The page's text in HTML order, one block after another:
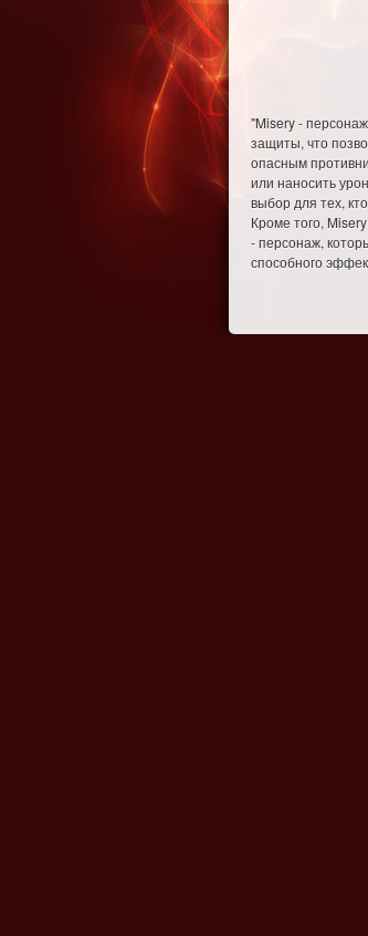
"Misery -
защиты, что
опасным
или наносить
выбор для тех,
Кроме того,
- персонаж,
способного